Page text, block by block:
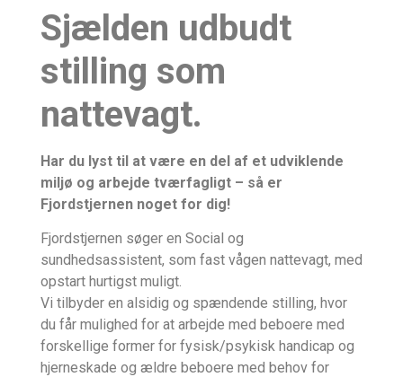
Sjælden udbudt
stilling som
nattevagt.
Har du lyst til at være en del af et udviklende
miljø og arbejde tværfagligt – så er
Fjordstjernen noget for dig!
Fjordstjernen søger en Social og
sundhedsassistent, som fast vågen nattevagt, med
opstart hurtigst muligt.
Vi tilbyder en alsidig og spændende stilling, hvor
du får mulighed for at arbejde med beboere med
forskellige former for fysisk/psykisk handicap og
hjerneskade og ældre beboere med behov for